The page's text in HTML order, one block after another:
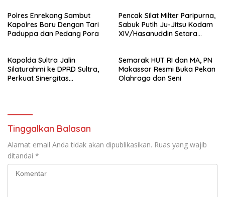
Polres Enrekang Sambut
Kapolres Baru Dengan Tari
Paduppa dan Pedang Pora
Pencak Silat Milter Paripurna,
Sabuk Putih Ju-Jitsu Kodam
XIV/Hasanuddin Setara
Kapolda Sultra Jalin
Silaturahmi ke DPRD Sultra,
Perkuat Sinergitas
Semarak HUT RI dan MA, PN
Makassar Resmi Buka Pekan
Olahraga dan Seni
Tinggalkan Balasan
Alamat email Anda tidak akan dipublikasikan. Ruas yang wajib
ditandai *